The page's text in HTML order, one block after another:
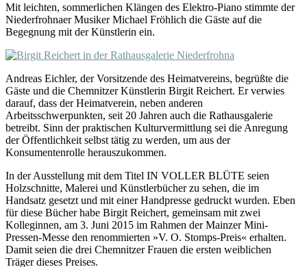
Mit leichten, sommerlichen Klängen des Elektro-Piano stimmte der
Niederfrohnaer Musiker Michael Fröhlich die Gäste auf die
Begegnung mit der Künstlerin ein.
Andreas Eichler, der Vorsitzende des Heimatvereins, begrüßte die
Gäste und die Chemnitzer Künstlerin Birgit Reichert. Er verwies
darauf, dass der Heimatverein, neben anderen
Arbeitsschwerpunkten, seit 20 Jahren auch die Rathausgalerie
betreibt. Sinn der praktischen Kulturvermittlung sei die Anregung
der Öffentlichkeit selbst tätig zu werden, um aus der
Konsumentenrolle herauszukommen.
In der Ausstellung mit dem Titel IN VOLLER BLÜTE seien
Holzschnitte, Malerei und Künstlerbücher zu sehen, die im
Handsatz gesetzt und mit einer Handpresse gedruckt wurden. Eben
für diese Bücher habe Birgit Reichert, gemeinsam mit zwei
Kolleginnen, am 3. Juni 2015 im Rahmen der Mainzer Mini-
Pressen-Messe den renommierten »V. O. Stomps-Preis« erhalten.
Damit seien die drei Chemnitzer Frauen die ersten weiblichen
Träger dieses Preises.